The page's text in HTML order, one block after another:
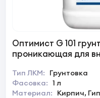
Оптимист G 101
проникающая для
Тип ЛКМ:
Грунтовка
Фасовка: 1 л
Материал: